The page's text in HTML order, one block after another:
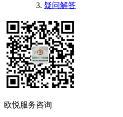
疑问解答
欧悦服务咨询